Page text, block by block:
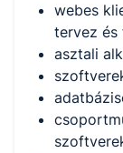
webes
tervez és
asztali